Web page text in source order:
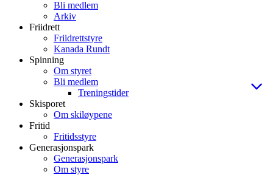
Bli medlem
Arkiv
Friidrett
Friidrettstyre
Kanada Rundt
Spinning
Om styret
Bli medlem
Treningstider
Skisporet
Om skiløypene
Fritid
Fritidsstyre
Generasjonspark
Generasjonspark
Om styre